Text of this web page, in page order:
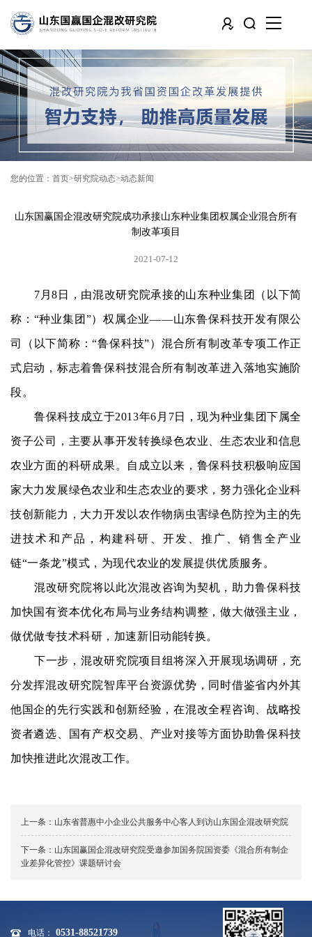
您的位置： 首页 研究院动态 动态新闻
山东国赢国企混改研究院成功承接山东种业集团权属企业混合所有
制改革项目
2021-07-12
7月8日，由混改研究院承接的山东种业集团（以下简
称：“种业集团”）权属企业——山东鲁保科技开发有限公
司（以下简称：“鲁保科技”）混合所有制改革专项工作正
式启动，标志着鲁保科技混合所有制改革进入落地实施阶
段。
鲁保科技成立于2013年6月7日，现为种业集团下属全
资子公司，主要从事开发转换绿色农业、生态农业和信息
农业方面的科研成果。自成立以来，鲁保科技积极响应国
家大力发展绿色农业和生态农业的要求，努力强化企业科
技创新能力，大力开发以农作物病虫害绿色防控为主的先
进技术和产品，构建科研、开发、推广、销售全产业
链“一条龙”模式，为现代农业的发展提供优质服务。
混改研究院将以此次混改咨询为契机，助力鲁保科技
加快国有资本优化布局与业务结构调整，做大做强主业，
做优做专技术科研，加速新旧动能转换。
下一步，混改研究院项目组将深入开展现场调研，充
分发挥混改研究院智库平台资源优势，同时借鉴省内外其
他国企的先行实践和创新经验，在混改全程咨询、战略投
资者遴选、国有产权交易、产业对接等方面协助鲁保科技
加快推进此次混改工作。
上一条： 山东省普惠中小企业公共服务中心客人到访山东国企混改研究院
下一条： 山东国赢国企混改研究院受邀参加国务院国资委《混合所有制企
业差异化管控》课题研讨会
电话： 0531-88521739